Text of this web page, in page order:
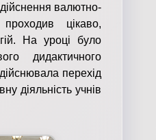
валютно-
цікаво,
На уроці було
дидактичного
перехід
діяльність учнів